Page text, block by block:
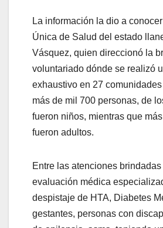
La información la dio a
Única de Salud del estado
Vásquez, quien direccionó la
voluntariado dónde se realizó
exhaustivo en 27
más de mil 700 personas, de
fueron niños, mientras que
fueron adultos.
Entre las atenciones
evaluación médica
despistaje de HTA, Diabetes
gestantes, personas con